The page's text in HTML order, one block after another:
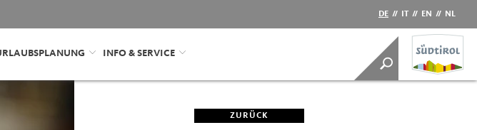
DE // IT // EN // NL
INFO & SERVICE
ZURÜCK